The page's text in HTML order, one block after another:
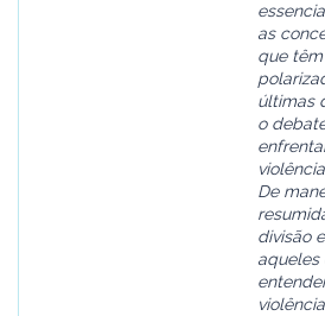
as
que têm
últimas
o
De
divisão
aqueles